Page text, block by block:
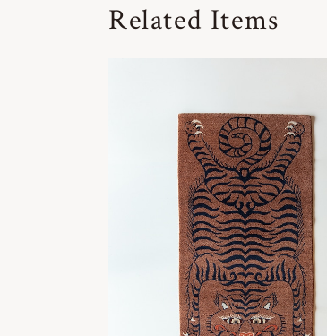
Related Items